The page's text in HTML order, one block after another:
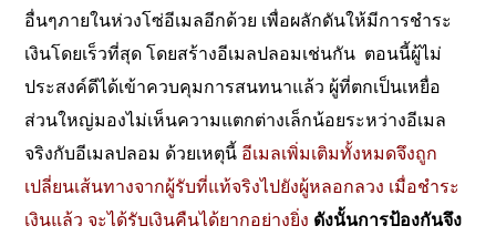
อื่นๆภายในห่วงโซ่อีเมลอีกด้วย เพื่อผลักดันให้มีการชำระ
เงินโดยเร็วที่สุด โดยสร้างอีเมลปลอมเช่นกัน ตอนนี้ผู้ไม่
ประสงค์ดีได้เข้าควบคุมการสนทนาแล้ว ผู้ที่ตกเป็นเหยื่อ
ส่วนใหญ่มองไม่เห็นความแตกต่างเล็กน้อยระหว่างอีเมล
จริงกับอีเมลปลอม ด้วยเหตุนี้ อีเมลเพิ่มเติมทั้งหมดจึงถูก
เปลี่ยนเส้นทางจากผู้รับที่แท้จริงไปยังผู้หลอกลวง เมื่อชำระ
เงินแล้ว จะได้รับเงินคืนได้ยากอย่างยิ่ง ดังนั้นการป้องกันจึง